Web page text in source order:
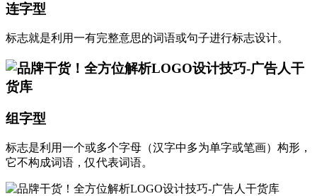
连字型
标志就是利用一有完整意思的词语或句子进行标志设计。
组字型
标志是利用一个或多个字母（汉字中多为单字或笔画）构形，
它不构成词语，仅代表词语。